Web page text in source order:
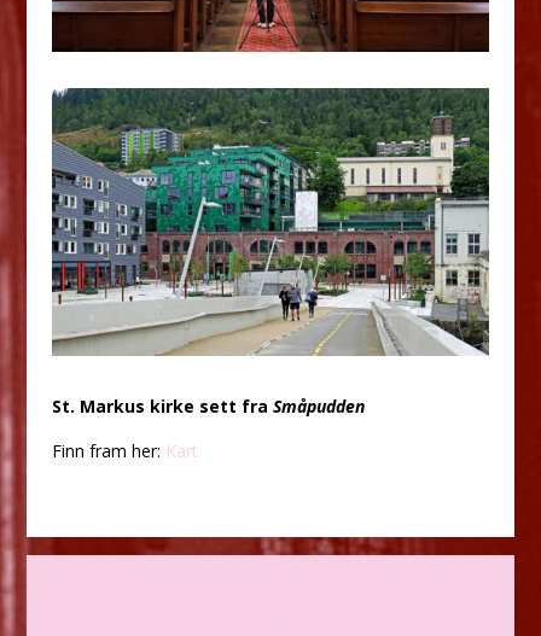
St. Markus kirke sett fra Småpudden
Finn fram her: Kart